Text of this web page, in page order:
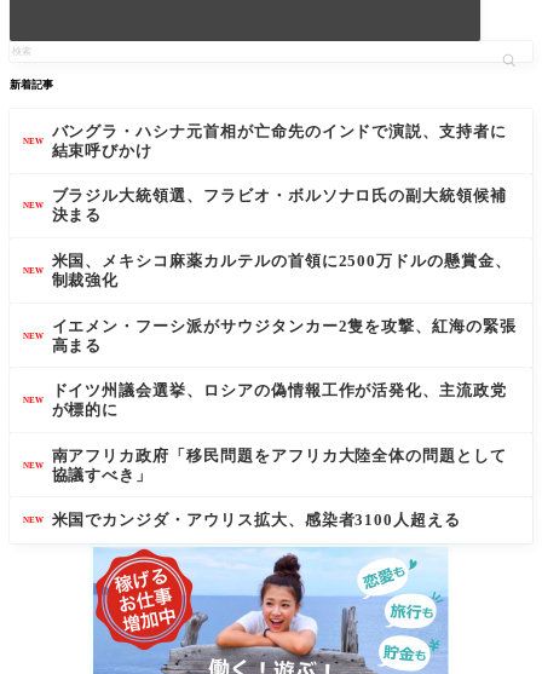
新着記事
NEW
バングラ・ハシナ元首相が亡命先のインドで演説、支持者に
結束呼びかけ
NEW
ブラジル大統領選、フラビオ・ボルソナロ氏の副大統領候補
決まる
NEW
米国、メキシコ麻薬カルテルの首領に2500万ドルの懸賞金、
制裁強化
NEW
イエメン・フーシ派がサウジタンカー2隻を攻撃、紅海の緊張
高まる
NEW
ドイツ州議会選挙、ロシアの偽情報工作が活発化、主流政党
が標的に
NEW
南アフリカ政府「移民問題をアフリカ大陸全体の問題として
協議すべき」
NEW 米国でカンジダ・アウリス拡大、感染者3100人超える